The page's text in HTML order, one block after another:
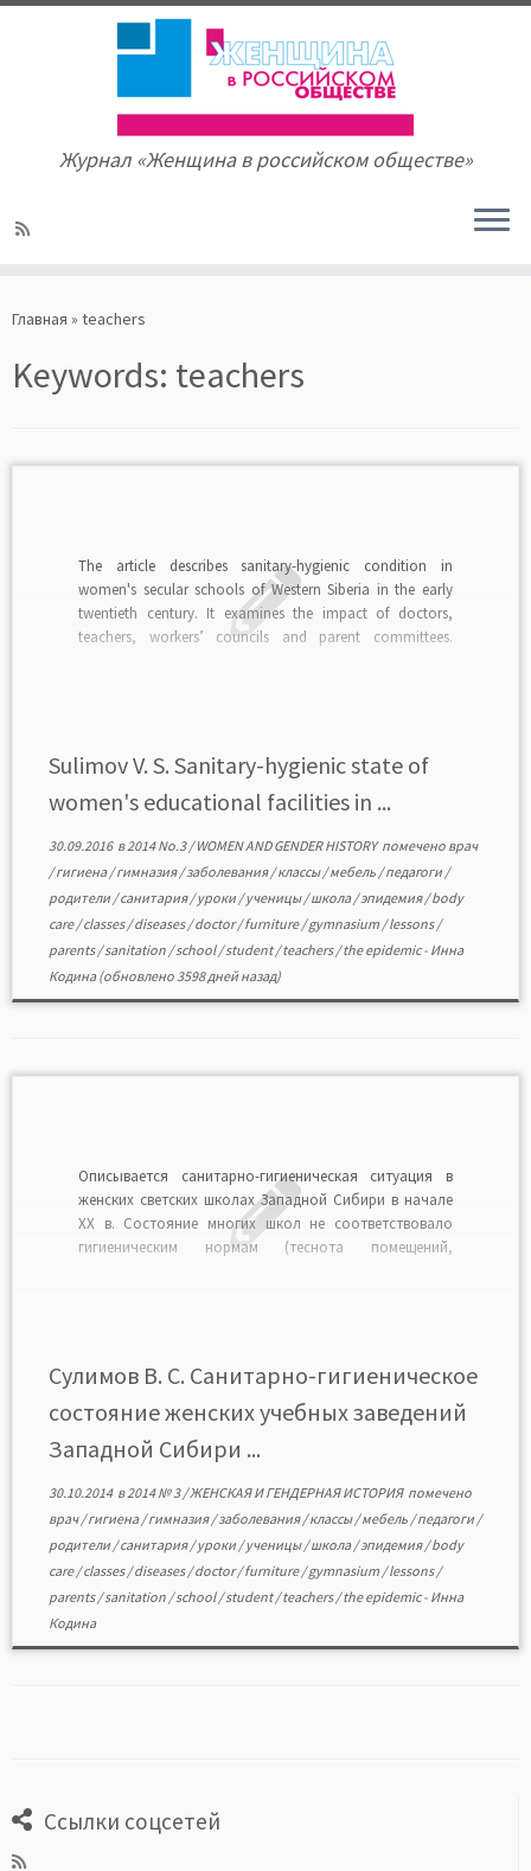
to
Журнал «Женщина в российском обществе»
Главная » teachers
Keywords: teachers
The article describes sanitary-hygienic condition in
women's secular schools of Western Siberia in the early
twentieth century. It examines the impact of doctors,
teachers, workers’ councils and parent committees.
Sulimov V. S. Sanitary-hygienic state of
women's educational facilities in ...
30.09.2016в2014 No.3/WOMEN AND GENDER HISTORYпомечено врач
/гигиена/гимназия/заболевания/классы/мебель /педагоги /
родители /санитария/уроки /ученицы/школа/эпидемия/body
care/classes/diseases/doctor/furniture/gymnasium /lessons/
parents/sanitation /school/student/teachers/the epidemic- Инна
Кодина(обновлено 3598 дней назад)
Описывается санитарно-гигиеническая ситуация в
женских светских школах Западной Сибири в начале
ХХ в. Состояние многих школ не соответствовало
гигиеническим нормам (теснота помещений,
годы Первой мировой войны, в связи […]
Сулимов В. С. Санитарно-гигиеническое
состояние женских учебных заведений
Западной Сибири ...
30.10.2014в2014 № 3/ЖЕНСКАЯ И ГЕНДЕРНАЯ ИСТОРИЯ помечено
врач/гигиена/гимназия/заболевания/классы/мебель /педагоги /
родители /санитария/уроки /ученицы/школа/эпидемия/body
care/classes/diseases/doctor/furniture/gymnasium /lessons/
parents/sanitation /school/student/teachers/the epidemic- Инна
Кодина
Ссылки соцсетей